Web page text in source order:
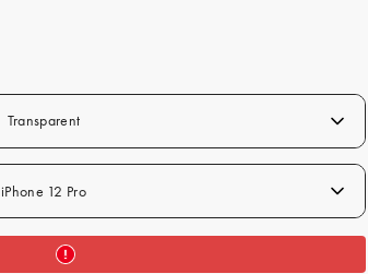
r
r
Transparent
iPhone 12 Pro